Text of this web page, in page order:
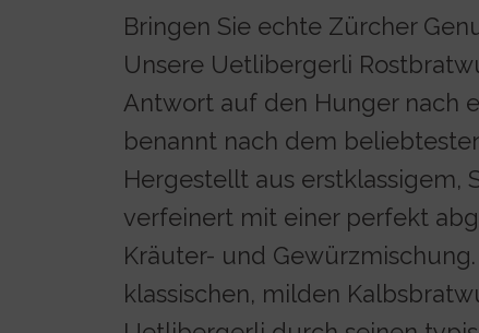
Bringen Sie echte Zürcher
Unsere Uetlibergerli
Antwort auf den Hunger nach
benannt nach dem
Hergestellt aus erstklassigem,
verfeinert mit einer perfekt
Kräuter- und
klassischen, milden